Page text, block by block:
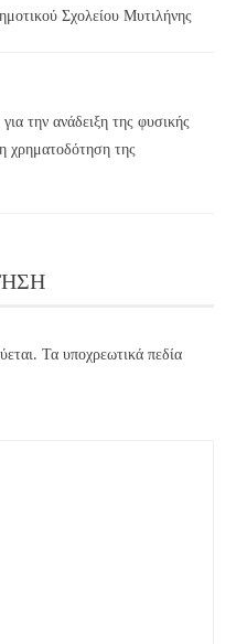
Σχολείου Μυτιλήνης
την ανάδειξη της φυσικής
χρηματοδότηση της
Τα υποχρεωτικά πεδία